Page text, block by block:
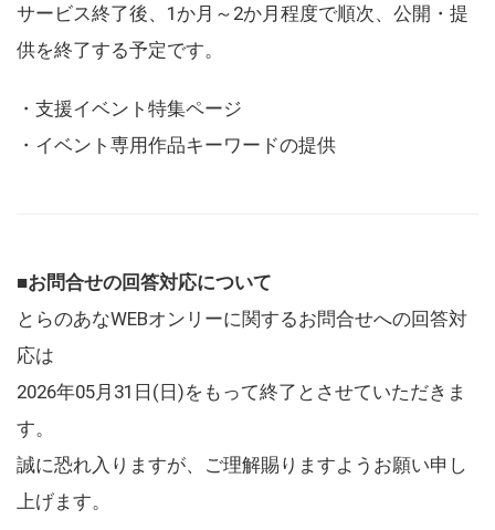
サービス終了後、1か月～2か月程度で順次、公開・提
供を終了する予定です。
・支援イベント特集ページ
・イベント専用作品キーワードの提供
■お問合せの回答対応について
とらのあなWEBオンリーに関するお問合せへの回答対
応は
2026年05月31日(日)をもって終了とさせていただきま
す。
誠に恐れ入りますが、ご理解賜りますようお願い申し
上げます。